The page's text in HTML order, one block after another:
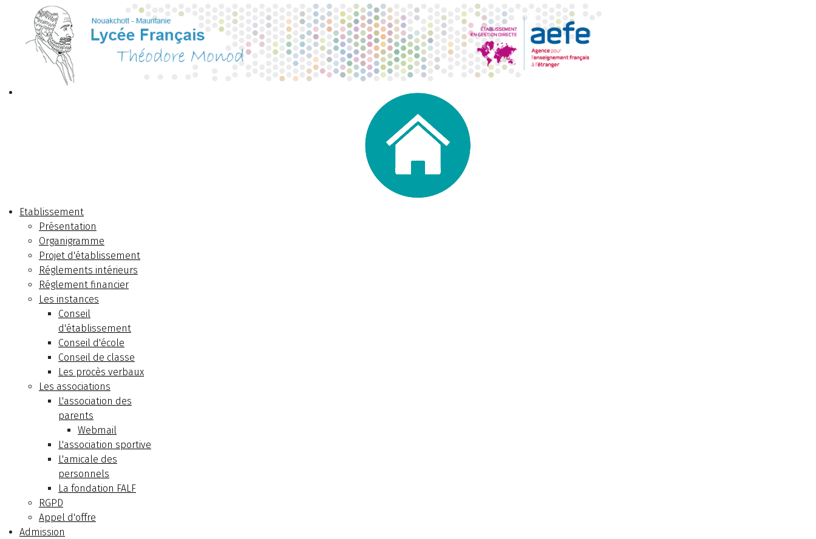
Etablissement
Présentation
Organigramme
Projet d'établissement
Réglements intérieurs
Réglement financier
Les instances
Conseil
d'établissement
Conseil d'école
Conseil de classe
Les procès verbaux
Les associations
L'association des
parents
Webmail
L'association sportive
L'amicale des
personnels
La fondation FALF
RGPD
Appel d'offre
Admission